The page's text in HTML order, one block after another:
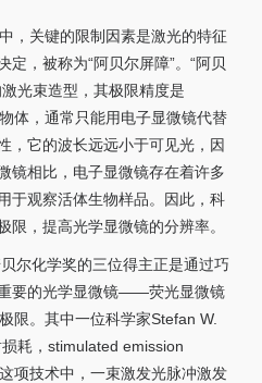
，关键的限制因素是激光的特征
定，被称为“阿贝尔屏障”。“阿贝
光束造型，其极限精度是
体，通常只能用电子显微镜代替
，它的波长远远小于可见光，因
镜相比，电子显微镜存在着许多
于观察活体生物样品。因此，科
限，提高光学显微镜的分辨率。
尔化学奖的三位得主正是通过巧
要的光学显微镜——荧光显微镜
限。其中一位科学家Stefan W.
耗，stimulated emission
项技术中，一束激发光脉冲激发